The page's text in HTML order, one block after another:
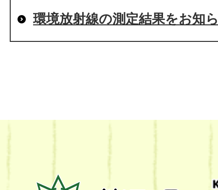
環境放射線の測定結果をお知
熊